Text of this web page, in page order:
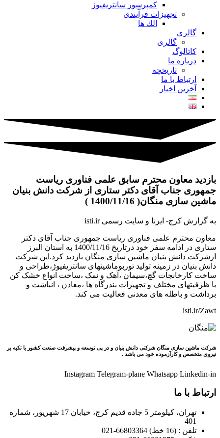
کمپرسور سانتریفیوژ
تجهیزات فرآیندی
الك ها
گالری
گالری
کاتالوگ
درباره ما
تاريخچه
ارتباط با ما
آخرین اخبار
بازدید معاون محترم سابق علمی فناوری ریاست
جمهوری جناب آقای دکتر ستاری از شرکت دانش بنیان
ماشین سازی منگان( 1400/11/16 )
به گزارش کرج- ایرنا و سایت رسمی isti.ir
معاون محترم علمی فناوری ریاست جمهوری جناب آقای دکتر
ستاری در ادامه سفر خود درتاریخ 1400/11/16 به استان البرز
ازشرکت دانش بنیان ماشین سازی منگان بازدید کرد.این شرکت
دانش بنیان در زمینه تولید توربوماشینهای سانتریفیوژ،طراحی و
ساخت کارخانجات گچ،سیمان ،آهک و نمک ،ساخت انواع خشک کن
با ظرفیتهای مختلف و تجهیزات بندرگاه ها ،معادن ، انباشت و
برداشت و باطله های معدنی فعالیت می کند.
isti.ir/Zawt
شرکت ماشین سازی منگان شرکتی دانش بنیان و در پی توسعه و پیشرفت صنعت کشور با تکیه بر
نیروی متخصص و کارآزموده خود می باشد .
Instagram Telegram-plane Whatsapp Linkedin-in
ارتباط با ما
تهران، کیلومتر 5 جاده قدیم کرج، خیابان 17 شهریور، شماره
401
تلفن : (16 خط) 66803364-021